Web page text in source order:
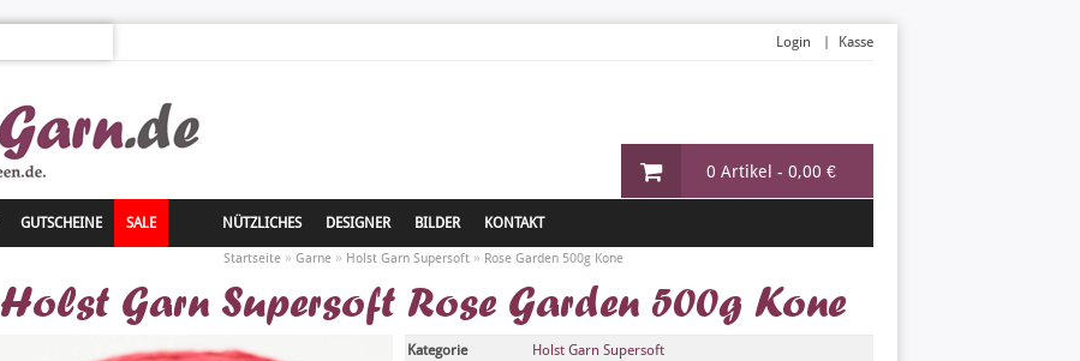
0 Artikel - 0,00 €
Login Kasse
GUTSCHEINE SALE NÜTZLICHES DESIGNER BILDER KONTAKT
Startseite» Garne» Holst Garn Supersoft» Rose Garden 500g Kone
Holst Garn Supersoft Rose Garden 500g Kone
Kategorie
Holst Garn Supersoft